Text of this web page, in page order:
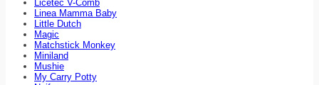
Licetec V-Comb
Linea Mamma Baby
Little Dutch
Magic
Matchstick Monkey
Miniland
Mushie
My Carry Potty